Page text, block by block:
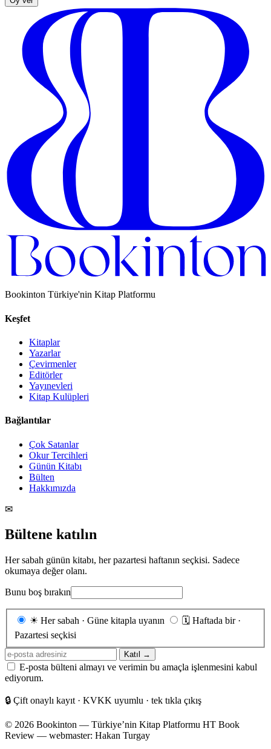
Bookinton Türkiye'nin Kitap Platformu
Keşfet
Kitaplar
Yazarlar
Çevirmenler
Editörler
Yayınevleri
Kitap Kulüpleri
Bağlantılar
Çok Satanlar
Okur Tercihleri
Günün Kitabı
Bülten
Hakkımızda
✉
Bültene katılın
Her sabah günün kitabı, her pazartesi haftanın seçkisi. Sadece
okumaya değer olanı.
Bunu boş bırakın
Gönderim
☀ Her sabah · Güne kitapla uyanın 🗓 Haftada bir ·
Pazartesi seçkisi
E-
posta
adresiniz
Katıl →
E-posta bülteni almayı ve verimin bu amaçla işlenmesini kabul
ediyorum.
🔒 Çift onaylı kayıt · KVKK uyumlu · tek tıkla çıkış
© 2026 Bookinton — Türkiye’nin Kitap Platformu HT Book
Review — webmaster: Hakan Turgay